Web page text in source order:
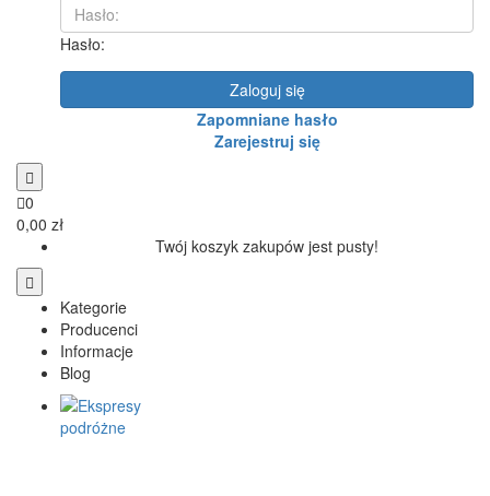
Hasło:
Zaloguj się
Zapomniane hasło
Zarejestruj się
0
0,00 zł
Twój koszyk zakupów jest pusty!
Kategorie
Producenci
Informacje
Blog